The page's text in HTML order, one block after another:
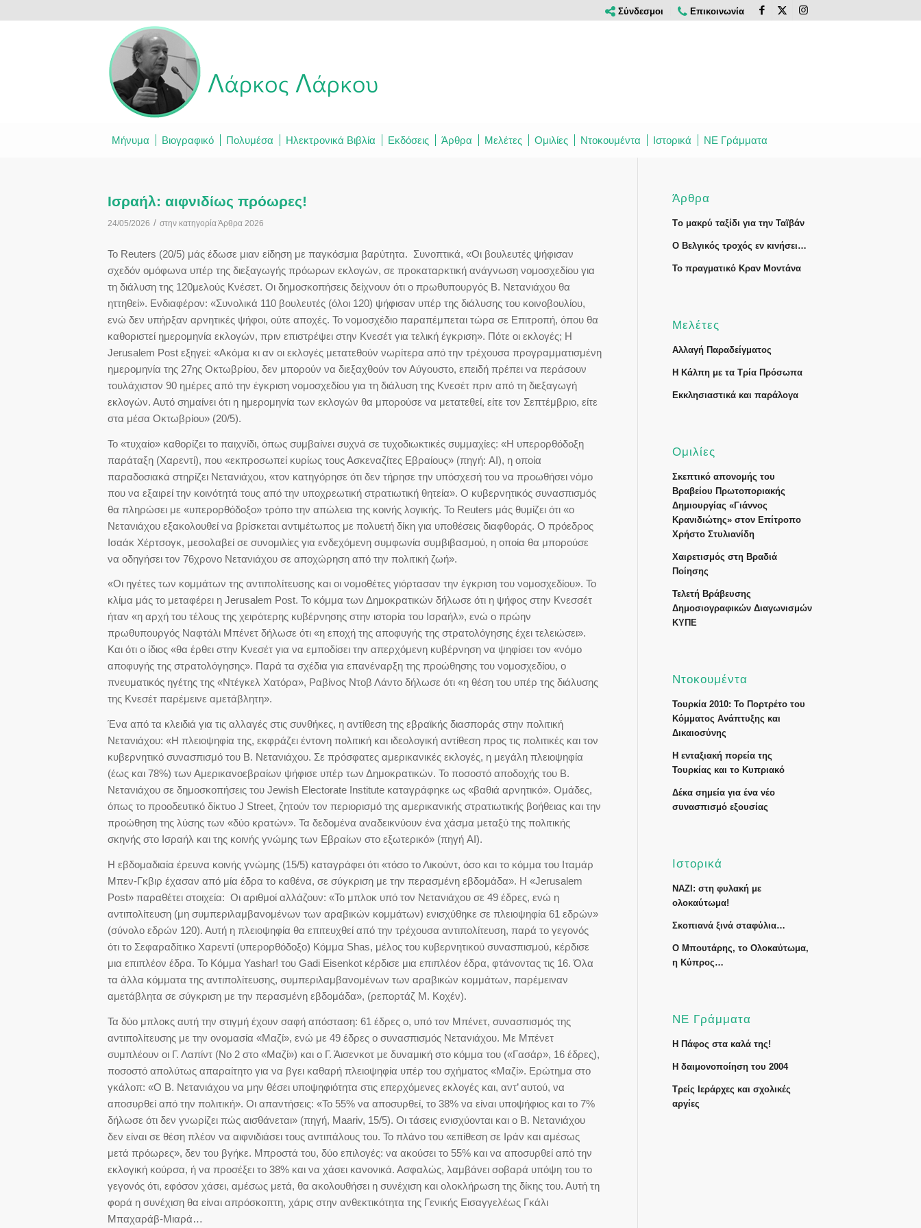
Σύνδεσμοι Επικοινωνία
Μήνυμα Βιογραφικό Πολυμέσα Ηλεκτρονικά Βιβλία Εκδόσεις Άρθρα Μελέτες Ομιλίες Ντοκουμέντα Ιστορικά ΝΕ Γράμματα
Ισραήλ: αιφνιδίως πρόωρες!
24/05/2026 / στην κατηγορίαΆρθρα 2026
Το Reuters (20/5) μάς έδωσε μιαν είδηση με παγκόσμια βαρύτητα. Συνοπτικά, «Οι βουλευτές ψήφισαν
σχεδόν ομόφωνα υπέρ της διεξαγωγής πρόωρων εκλογών, σε προκαταρκτική ανάγνωση νομοσχεδίου για
τη διάλυση της 120μελούς Κνέσετ. Οι δημοσκοπήσεις δείχνουν ότι ο πρωθυπουργός Β. Νετανιάχου θα
ηττηθεί». Ενδιαφέρον: «Συνολικά 110 βουλευτές (όλοι 120) ψήφισαν υπέρ της διάλυσης του κοινοβουλίου,
ενώ δεν υπήρξαν αρνητικές ψήφοι, ούτε αποχές. Το νομοσχέδιο παραπέμπεται τώρα σε Επιτροπή, όπου θα
καθοριστεί ημερομηνία εκλογών, πριν επιστρέψει στην Κνεσέτ για τελική έγκριση». Πότε οι εκλογές; Η
Jerusalem Post εξηγεί: «Ακόμα κι αν οι εκλογές μετατεθούν νωρίτερα από την τρέχουσα προγραμματισμένη
ημερομηνία της 27ης Οκτωβρίου, δεν μπορούν να διεξαχθούν τον Αύγουστο, επειδή πρέπει να περάσουν
τουλάχιστον 90 ημέρες από την έγκριση νομοσχεδίου για τη διάλυση της Κνεσέτ πριν από τη διεξαγωγή
εκλογών. Αυτό σημαίνει ότι η ημερομηνία των εκλογών θα μπορούσε να μετατεθεί, είτε τον Σεπτέμβριο, είτε
στα μέσα Οκτωβρίου» (20/5).
Το «τυχαίο» καθορίζει το παιχνίδι, όπως συμβαίνει συχνά σε τυχοδιωκτικές συμμαχίες: «Η υπερορθόδοξη
παράταξη (Χαρεντί), που «εκπροσωπεί κυρίως τους Ασκεναζίτες Εβραίους» (πηγή: AI), η οποία
παραδοσιακά στηρίζει Νετανιάχου, «τον κατηγόρησε ότι δεν τήρησε την υπόσχεσή του να προωθήσει νόμο
που να εξαιρεί την κοινότητά τους από την υποχρεωτική στρατιωτική θητεία». Ο κυβερνητικός συνασπισμός
θα πληρώσει με «υπερορθόδοξο» τρόπο την απώλεια της κοινής λογικής. Το Reuters μάς θυμίζει ότι «ο
Νετανιάχου εξακολουθεί να βρίσκεται αντιμέτωπος με πολυετή δίκη για υποθέσεις διαφθοράς. Ο πρόεδρος
Ισαάκ Χέρτσογκ, μεσολαβεί σε συνομιλίες για ενδεχόμενη συμφωνία συμβιβασμού, η οποία θα μπορούσε
να οδηγήσει τον 76χρονο Νετανιάχου σε αποχώρηση από την πολιτική ζωή».
«Οι ηγέτες των κομμάτων της αντιπολίτευσης και οι νομοθέτες γιόρτασαν την έγκριση του νομοσχεδίου». Το
κλίμα μάς το μεταφέρει η Jerusalem Post. Το κόμμα των Δημοκρατικών δήλωσε ότι η ψήφος στην Κνεσσέτ
ήταν «η αρχή του τέλους της χειρότερης κυβέρνησης στην ιστορία του Ισραήλ», ενώ ο πρώην
πρωθυπουργός Ναφτάλι Μπένετ δήλωσε ότι «η εποχή της αποφυγής της στρατολόγησης έχει τελειώσει».
Και ότι ο ίδιος «θα έρθει στην Κνεσέτ για να εμποδίσει την απερχόμενη κυβέρνηση να ψηφίσει τον «νόμο
αποφυγής της στρατολόγησης». Παρά τα σχέδια για επανέναρξη της προώθησης του νομοσχεδίου, ο
πνευματικός ηγέτης της «Ντέγκελ Χατόρα», Ραβίνος Ντοβ Λάντο δήλωσε ότι «η θέση του υπέρ της διάλυσης
της Κνεσέτ παρέμεινε αμετάβλητη».
Ένα από τα κλειδιά για τις αλλαγές στις συνθήκες, η αντίθεση της εβραϊκής διασποράς στην πολιτική
Νετανιάχου: «Η πλειοψηφία της, εκφράζει έντονη πολιτική και ιδεολογική αντίθεση προς τις πολιτικές και τον
κυβερνητικό συνασπισμό του Β. Νετανιάχου. Σε πρόσφατες αμερικανικές εκλογές, η μεγάλη πλειοψηφία
(έως και 78%) των Αμερικανοεβραίων ψήφισε υπέρ των Δημοκρατικών. Το ποσοστό αποδοχής του Β.
Νετανιάχου σε δημοσκοπήσεις του Jewish Electorate Institute καταγράφηκε ως «βαθιά αρνητικό». Ομάδες,
όπως το προοδευτικό δίκτυο J Street, ζητούν τον περιορισμό της αμερικανικής στρατιωτικής βοήθειας και την
προώθηση της λύσης των «δύο κρατών». Τα δεδομένα αναδεικνύουν ένα χάσμα μεταξύ της πολιτικής
σκηνής στο Ισραήλ και της κοινής γνώμης των Εβραίων στο εξωτερικό» (πηγή AI).
Η εβδομαδιαία έρευνα κοινής γνώμης (15/5) καταγράφει ότι «τόσο το Λικούντ, όσο και το κόμμα του Ιταμάρ
Μπεν-Γκβιρ έχασαν από μία έδρα το καθένα, σε σύγκριση με την περασμένη εβδομάδα». Η «Jerusalem
Post» παραθέτει στοιχεία: Οι αριθμοί αλλάζουν: «Το μπλοκ υπό τον Νετανιάχου σε 49 έδρες, ενώ η
αντιπολίτευση (μη συμπεριλαμβανομένων των αραβικών κομμάτων) ενισχύθηκε σε πλειοψηφία 61 εδρών»
(σύνολο εδρών 120). Αυτή η πλειοψηφία θα επιτευχθεί από την τρέχουσα αντιπολίτευση, παρά το γεγονός
ότι το Σεφαραδίτικο Χαρεντί (υπερορθόδοξο) Κόμμα Shas, μέλος του κυβερνητικού συνασπισμού, κέρδισε
μια επιπλέον έδρα. Το Κόμμα Yashar! του Gadi Eisenkot κέρδισε μια επιπλέον έδρα, φτάνοντας τις 16. Όλα
τα άλλα κόμματα της αντιπολίτευσης, συμπεριλαμβανομένων των αραβικών κομμάτων, παρέμειναν
αμετάβλητα σε σύγκριση με την περασμένη εβδομάδα», (ρεπορτάζ Μ. Κοχέν).
Τα δύο μπλοκς αυτή την στιγμή έχουν σαφή απόσταση: 61 έδρες ο, υπό τον Μπένετ, συνασπισμός της
αντιπολίτευσης με την ονομασία «Μαζί», ενώ με 49 έδρες ο συνασπισμός Νετανιάχου. Με Μπένετ
συμπλέουν οι Γ. Λαπίντ (Νο 2 στο «Μαζί») και ο Γ. Άισενκοτ με δυναμική στο κόμμα του («Γασάρ», 16 έδρες),
ποσοστό απολύτως απαραίτητο για να βγει καθαρή πλειοψηφία υπέρ του σχήματος «Μαζί». Ερώτημα στο
γκάλοπ: «Ο Β. Νετανιάχου να μην θέσει υποψηφιότητα στις επερχόμενες εκλογές και, αντ’ αυτού, να
αποσυρθεί από την πολιτική». Οι απαντήσεις: «Το 55% να αποσυρθεί, το 38% να είναι υποψήφιος και το 7%
δήλωσε ότι δεν γνωρίζει πώς αισθάνεται» (πηγή, Maariv, 15/5). Οι τάσεις ενισχύονται και ο Β. Νετανιάχου
δεν είναι σε θέση πλέον να αιφνιδιάσει τους αντιπάλους του. Το πλάνο του «επίθεση σε Ιράν και αμέσως
μετά πρόωρες», δεν του βγήκε. Μπροστά του, δύο επιλογές: να ακούσει το 55% και να αποσυρθεί από την
εκλογική κούρσα, ή να προσέξει το 38% και να χάσει κανονικά. Ασφαλώς, λαμβάνει σοβαρά υπόψη του το
γεγονός ότι, εφόσον χάσει, αμέσως μετά, θα ακολουθήσει η συνέχιση και ολοκλήρωση της δίκης του. Αυτή τη
φορά η συνέχιση θα είναι απρόσκοπτη, χάρις στην ανθεκτικότητα της Γενικής Εισαγγελέως Γκάλι
Μπαχαράβ-Μιαρά…
Άρθρα
Tο μακρύ ταξίδι για την Ταϊβάν
Ο Βελγικός τροχός εν κινήσει…
Το πραγματικό Κραν Μοντάνα
Μελέτες
Αλλαγή Παραδείγματος
Η Κάλπη με τα Τρία Πρόσωπα
Εκκλησιαστικά και παράλογα
Ομιλίες
Σκεπτικό απονομής του
Βραβείου Πρωτοποριακής
Δημιουργίας «Γιάννος
Κρανιδιώτης» στον Επίτροπο
Χρήστο Στυλιανίδη
Χαιρετισμός στη Βραδιά
Ποίησης
Τελετή Βράβευσης
Δημοσιογραφικών Διαγωνισμών
ΚΥΠΕ
Ντοκουμέντα
Τουρκία 2010: Το Πορτρέτο του
Κόμματος Ανάπτυξης και
Δικαιοσύνης
Η ενταξιακή πορεία της
Τουρκίας και το Κυπριακό
Δέκα σημεία για ένα νέο
συνασπισμό εξουσίας
Ιστορικά
ΝΑΖΙ: στη φυλακή με
ολοκαύτωμα!
Σκοπιανά ξινά σταφύλια…
Ο Μπουτάρης, το Ολοκαύτωμα,
η Κύπρος…
ΝΕ Γράμματα
Η Πάφος στα καλά της!
Η δαιμονοποίηση του 2004
Τρείς Ιεράρχες και σχολικές
αργίες